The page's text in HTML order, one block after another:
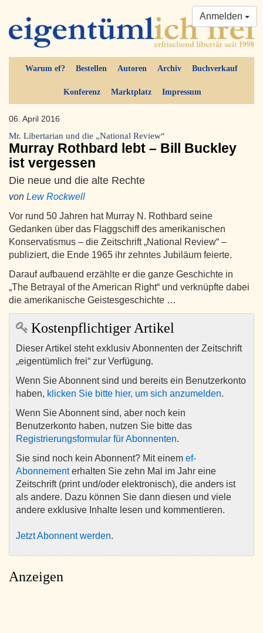
Warum ef? Bestellen Autoren Archiv Buchverkauf
Konferenz Marktplatz Impressum
Anmelden
06. April 2016
Mr. Libertarian und die „National Review“
Murray Rothbard lebt – Bill Buckley
ist vergessen
Die neue und die alte Rechte
von Lew Rockwell
Vor rund 50 Jahren hat Murray N. Rothbard seine
Gedanken über das Flaggschiff des amerikanischen
Konservatismus – die Zeitschrift „National Review“ –
publiziert, die Ende 1965 ihr zehntes Jubiläum feierte.
Darauf aufbauend erzählte er die ganze Geschichte in
„The Betrayal of the American Right“ und verknüpfte dabei
die amerikanische Geistesgeschichte …
Kostenpflichtiger Artikel
Dieser Artikel steht exklusiv Abonnenten der Zeitschrift
„eigentümlich frei“ zur Verfügung.
Wenn Sie Abonnent sind und bereits ein Benutzerkonto
haben, klicken Sie bitte hier, um sich anzumelden.
Wenn Sie Abonnent sind, aber noch kein
Benutzerkonto haben, nutzen Sie bitte das
Registrierungsformular für Abonnenten.
Sie sind noch kein Abonnent? Mit einem ef-
Abonnementerhalten Sie zehn Mal im Jahr eine
Zeitschrift (print und/oder elektronisch), die anders ist
als andere. Dazu können Sie dann diesen und viele
andere exklusive Inhalte lesen und kommentieren.
Jetzt Abonnent werden.
Anzeigen